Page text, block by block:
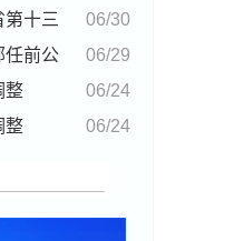
06/30
十三
06/29
任前公
06/24
整
06/24
整